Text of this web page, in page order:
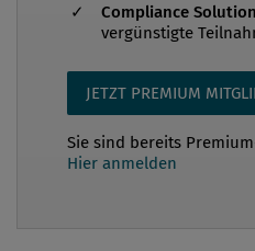
Compliance
vergünstigte
JETZT PREMIUM
Sie sind bereits
Hier anmelden